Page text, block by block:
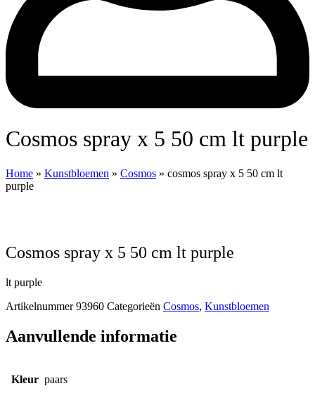
cosmos spray x 5 50 cm lt purple
Home » Kunstbloemen » Cosmos » cosmos spray x 5 50 cm lt
purple
cosmos spray x 5 50 cm lt purple
lt purple
Artikelnummer93960 Categorieën Cosmos, Kunstbloemen
Aanvullende informatie
Kleur paars